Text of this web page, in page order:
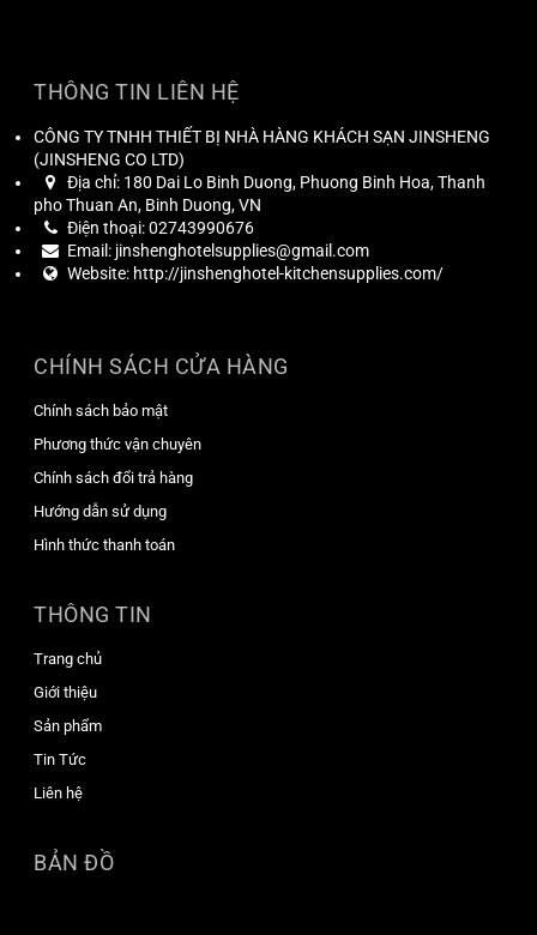
THÔNG TIN LIÊN HỆ
CÔNG TY TNHH THIẾT BỊ NHÀ HÀNG KHÁCH SẠN JINSHENG
(JINSHENG CO LTD)
Địa chỉ: 180 Dai Lo Binh Duong, Phuong Binh Hoa, Thanh
pho Thuan An, Binh Duong, VN
Điện thoại:02743990676
Email: jinshenghotelsupplies@gmail.com
Website: http://jinshenghotel-kitchensupplies.com/
CHÍNH SÁCH CỬA HÀNG
Chính sách bảo mật
Phương thức vận chuyên
Chính sách đổi trả hàng
Hướng dẫn sử dụng
Hình thức thanh toán
THÔNG TIN
Trang chủ
Giới thiệu
Sản phẩm
Tin Tức
Liên hệ
BẢN ĐỒ